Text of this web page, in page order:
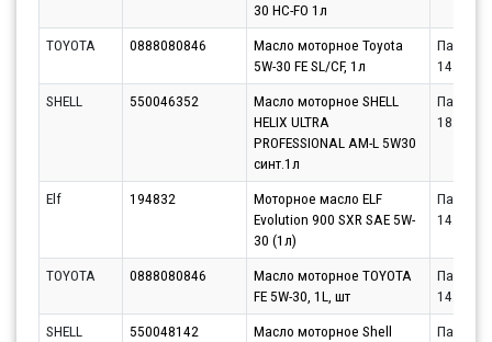
30 HC-FO 1л
TOYOTA 0888080846
Масло моторное Toyota
5W-30 FE SL/CF, 1л
Партнёр
SHELL
550046352
Масло моторное SHELL
HELIX ULTRA
PROFESSIONAL AM-L 5W30
синт.1л
Партнёр
Elf 194832
Моторное масло ELF
Evolution 900 SXR SAE 5W-
30 (1л)
Партнёр
TOYOTA 0888080846
Масло моторное TOYOTA
FE 5W-30, 1L, шт
Партнёр
SHELL
550048142
Масло моторное Shell
Партнёр